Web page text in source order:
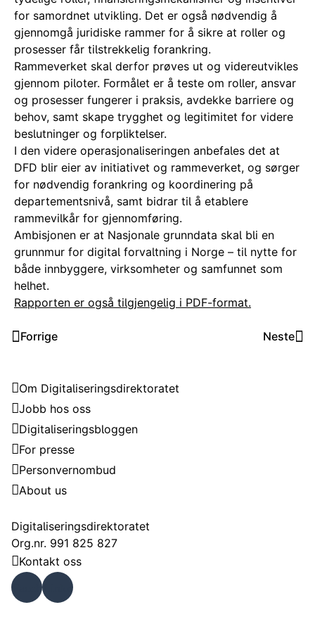
for samordnet utvikling. Det er også nødvendig å
gjennomgå juridiske rammer for å sikre at roller og
prosesser får tilstrekkelig forankring.
Rammeverket skal derfor prøves ut og videreutvikles
gjennom piloter. Formålet er å teste om roller, ansvar
og prosesser fungerer i praksis, avdekke barriere og
behov, samt skape trygghet og legitimitet for videre
beslutninger og forpliktelser.
I den videre operasjonaliseringen anbefales det at
DFD blir eier av initiativet og rammeverket, og sørger
for nødvendig forankring og koordinering på
departementsnivå, samt bidrar til å etablere
rammevilkår for gjennomføring.
Ambisjonen er at Nasjonale grunndata skal bli en
grunnmur for digital forvaltning i Norge – til nytte for
både innbyggere, virksomheter og samfunnet som
helhet.
Rapporten er også tilgjengelig i PDF-format.
Forrige Neste
Om Digitaliseringsdirektoratet
Jobb hos oss
Digitaliseringsbloggen
For presse
Personvernombud
About us
Digitaliseringsdirektoratet
Org.nr. 991 825 827
Kontakt oss
Faceb